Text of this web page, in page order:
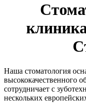
Наша стоматология
высококачественного
сотрудничает с
нескольких